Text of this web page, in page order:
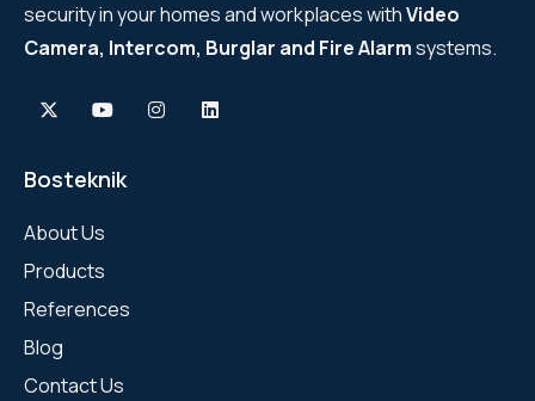
security in your homes and workplaces withVideo
Camera, Intercom, Burglar and Fire Alarmsystems.
Bosteknik
About Us
Products
References
Blog
Contact Us